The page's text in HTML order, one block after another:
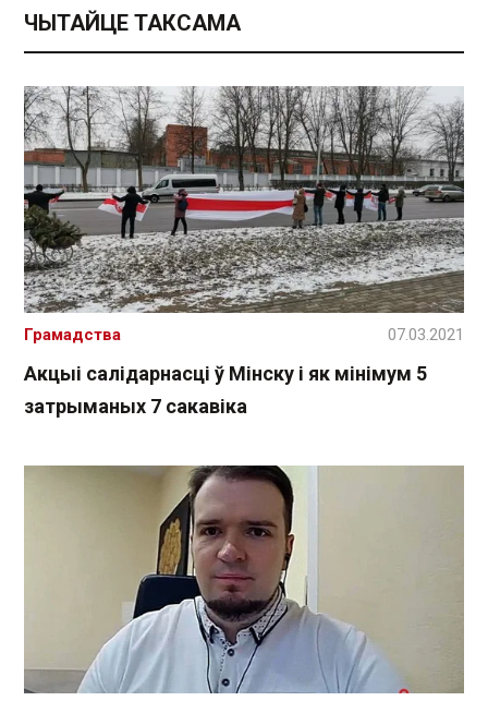
ЧЫТАЙЦЕ ТАКСАМА
Акцыі салідарнасці ў Мінску і як мінімум 5
затрыманых 7 сакавіка
Грамадства 07.03.2021